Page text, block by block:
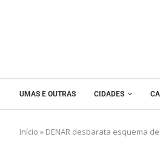
UMAS E OUTRAS CIDADES
Início » DENAR desbarata esquema